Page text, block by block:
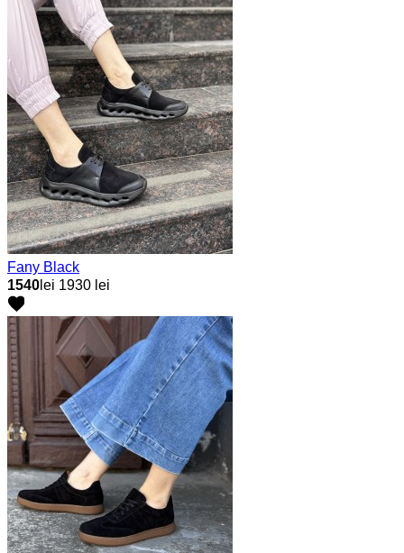
Fany Black
1540 lei 1930 lei